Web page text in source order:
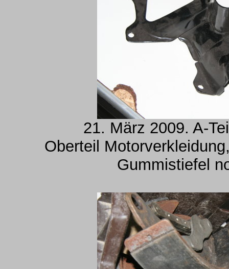
21. März 2009. A-
Oberteil
Gummistiefel